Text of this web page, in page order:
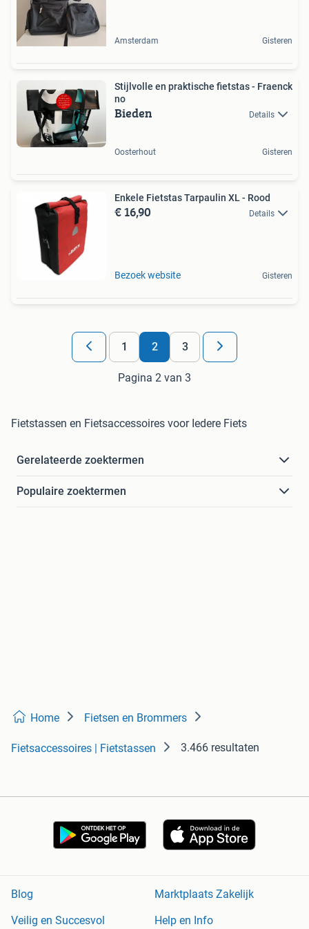
Amsterdam Gisteren
Stijlvolle en praktische fietstas - Fraenck
no
Bieden Details
Oosterhout Gisteren
Enkele Fietstas Tarpaulin XL - Rood
€ 16,90 Details
Bezoek website Gisteren
1 2 3
Pagina 2 van 3
Fietstassen en Fietsaccessoires voor Iedere Fiets
Gerelateerde zoektermen
Populaire zoektermen
Home Fietsen en Brommers
Fietsaccessoires | Fietstassen 3.466 resultaten
Blog
Marktplaats Zakelijk
Veilig en Succesvol
Help en Info